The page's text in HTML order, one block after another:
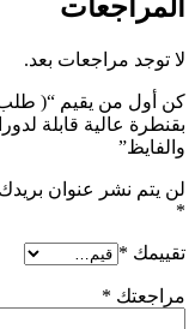
المراجعات
لا توجد مراجعات بعد.
بقنطرة عالية قابلة
والفايظ”
لن يتم نشر عنوان بريدك
*
تقييمك *
مراجعتك *